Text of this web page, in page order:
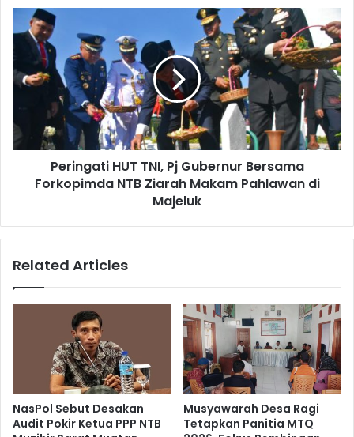
Peringati HUT TNI, Pj Gubernur Bersama
Forkopimda NTB Ziarah Makam Pahlawan di
Majeluk
Related Articles
NasPol Sebut Desakan
Audit Pokir Ketua PPP NTB
Musyawarah Desa Ragi
Tetapkan Panitia MTQ